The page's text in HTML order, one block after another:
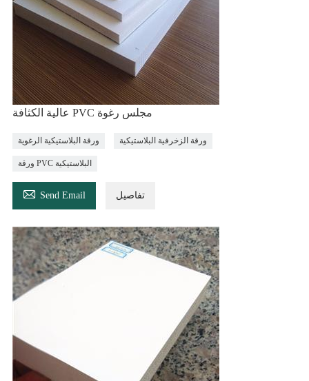
عالية الكثافة PVC مجلس رغوة
ورقة البلاستيكية الرغوية ورقة الزخرفية البلاستيكية
ورقة PVC البلاستيكية
 Send Email تفاصيل